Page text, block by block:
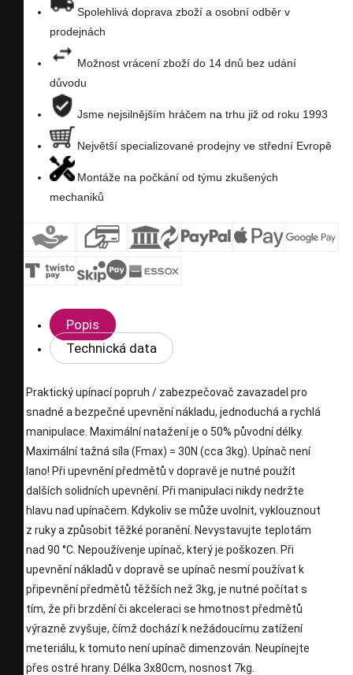
seznam
Spolehlivá doprava zboží a osobní odběr v
prodejnách
Možnost vrácení zboží do 14 dnů bez udání
důvodu
Jsme nejsilnějším hráčem na trhu již od roku 1993
Největší specializované prodejny ve střední Evropě
Montáže na počkání od týmu zkušených
mechaniků
Popis
Technická data
Praktický upínací popruh / zabezpečovač zavazadel pro
snadné a bezpečné upevnění nákladu, jednoduchá a rychlá
manipulace. Maximální natažení je o 50% původní délky.
Maximální tažná síla (Fmax) = 30N (cca 3kg). Upínač není
lano! Při upevnění předmětů v dopravě je nutné použít
dalších solidních upevnění. Při manipulaci nikdy nedržte
hlavu nad upínačem. Kdykoliv se může uvolnit, vyklouznout
z ruky a způsobit těžké poranění. Nevystavujte teplotám
nad 90 °C. Nepoužívenje upínač, který je poškozen. Při
upevnění nákladů v dopravě se upínač nesmí používat k
připevnění předmětů těžších než 3kg, je nutné počítat s
tím, že při brzdění či akceleraci se hmotnost předmětů
výrazně zvyšuje, čímž dochází k nežádoucímu zatížení
meteriálu, k tomuto není upínač dimenzován. Neupínejte
přes ostré hrany. Délka 3x80cm, nosnost 7kg.